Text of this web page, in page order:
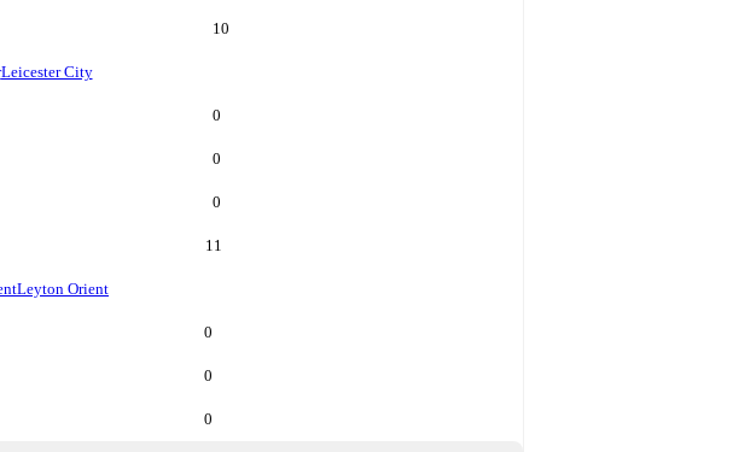
10
Leicester City
0
0
0
11
Leyton Orient
0
0
0